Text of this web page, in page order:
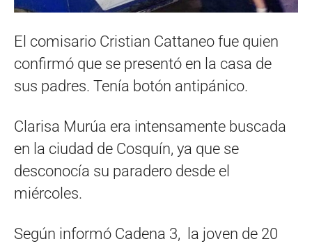
El comisario Cristian Cattaneo fue quien
confirmó que se presentó en la casa de
sus padres. Tenía botón antipánico.
Clarisa Murúa era intensamente buscada
en la ciudad de Cosquín, ya que se
desconocía su paradero desde el
miércoles.
Según informó Cadena 3, la joven de 20